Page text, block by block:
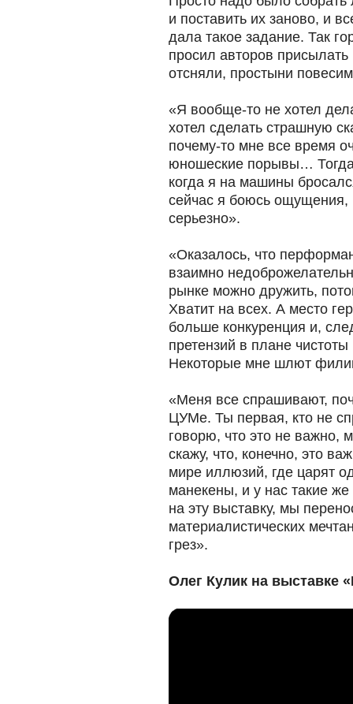
и поставить их заново, и
дала такое задание. Так
просил авторов
отсняли, простыни
«Я вообще-то не хотел
хотел сделать страшную
почему-то мне все время
юношеские порывы…
когда я на машины
сейчас я боюсь ощущения,
серьезно».
«Оказалось, что
взаимно
рынке можно дружить,
Хватит на всех. А место
больше конкуренция и,
претензий в плане
Некоторые мне шлют
«Меня все спрашивают,
ЦУМе. Ты первая, кто не
говорю, что это не важно,
скажу, что, конечно, это
мире иллюзий, где царят
манекены, и у нас такие
на эту выставку, мы
материалистических
грез».
Олег Кулик на выставке